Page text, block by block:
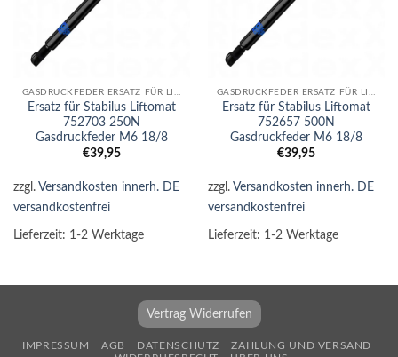
GASDRUCKFEDER ERSATZ FÜR LIFTOMAT
Ersatz für Stabilus Liftomat
752703 250N
Gasdruckfeder M6 18/8
€39,95
zzgl. Versandkosten innerh. DE
versandkostenfrei
Lieferzeit: 1-2 Werktage
GASDRUCKFEDER ERSATZ FÜR LIFTOMAT
Ersatz für Stabilus Liftomat
752657 500N
Gasdruckfeder M6 18/8
€39,95
zzgl. Versandkosten innerh. DE
versandkostenfrei
Lieferzeit: 1-2 Werktage
Vertrag Widerrufen
IMPRESSUM AGB DATENSCHUTZ
ZAHLUNG UND VERSAND